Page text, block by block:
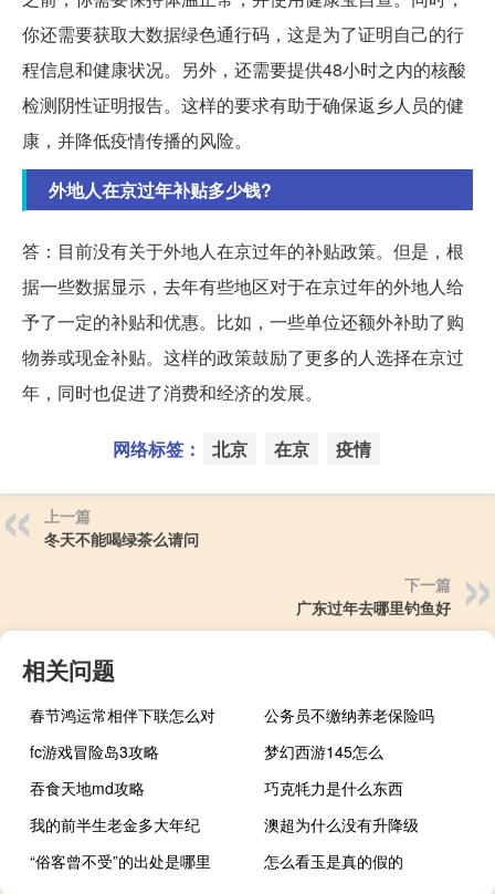
你还需要获取大数据绿色通行码，这是为了证明自己的行
程信息和健康状况。另外，还需要提供48小时之内的核酸
检测阴性证明报告。这样的要求有助于确保返乡人员的健
康，并降低疫情传播的风险。
外地人在京过年补贴多少钱?
答：目前没有关于外地人在京过年的补贴政策。但是，根
据一些数据显示，去年有些地区对于在京过年的外地人给
予了一定的补贴和优惠。比如，一些单位还额外补助了购
物券或现金补贴。这样的政策鼓励了更多的人选择在京过
年，同时也促进了消费和经济的发展。
网络标签： 北京 在京 疫情
上一篇
冬天不能喝绿茶么请问
下一篇
广东过年去哪里钓鱼好
相关问题
春节鸿运常相伴下联怎么对
公务员不缴纳养老保险吗
fc游戏冒险岛3攻略
梦幻西游145怎么
吞食天地md攻略
巧克牦力是什么东西
我的前半生老金多大年纪
澳超为什么没有升降级
“俗客曾不受”的出处是哪里
怎么看玉是真的假的